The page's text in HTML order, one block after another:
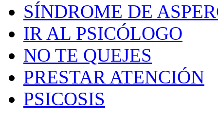
SÍNDROME DE
IR AL PSICÓLOGO
NO TE QUEJES
PRESTAR ATENCIÓN
PSICOSIS